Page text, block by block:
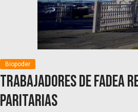
Biopoder
Trabajadores de FAdeA
paritarias